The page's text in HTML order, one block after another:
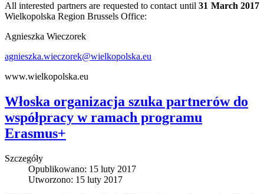
All interested partners are requested to contact until31 March 2017
Wielkopolska Region Brussels Office:
Agnieszka Wieczorek
agnieszka.wieczorek@wielkopolska.eu
www.wielkopolska.eu
Włoska organizacja szuka partnerów do
współpracy w ramach programu
Erasmus+
Szczegóły
Opublikowano: 15 luty 2017
Utworzono: 15 luty 2017